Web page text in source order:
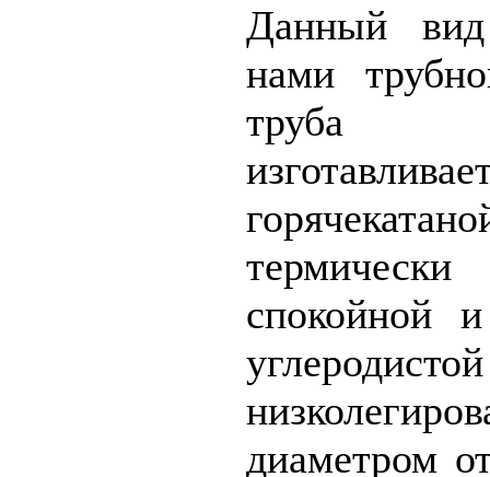
Данный вид
нами
труба
спокойной
диаметром